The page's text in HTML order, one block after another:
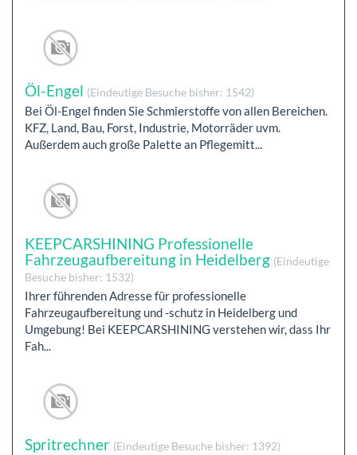
Öl-Engel (Eindeutige Besuche bisher: 1542)
Bei Öl-Engel finden Sie Schmierstoffe von allen Bereichen.
KFZ, Land, Bau, Forst, Industrie, Motorräder uvm.
Außerdem auch große Palette an Pflegemitt...
KEEPCARSHINING Professionelle
Fahrzeugaufbereitung in Heidelberg (Eindeutige
Besuche bisher: 1532)
Ihrer führenden Adresse für professionelle
Fahrzeugaufbereitung und -schutz in Heidelberg und
Umgebung! Bei KEEPCARSHINING verstehen wir, dass Ihr
Fah...
Spritrechner (Eindeutige Besuche bisher: 1392)